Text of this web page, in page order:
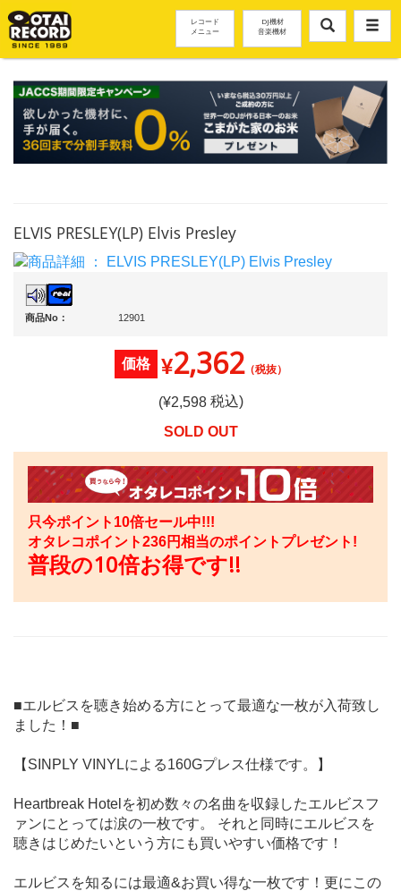
レコード
メニュー
DJ機材
音楽機材
ELVIS PRESLEY(LP) Elvis Presley
商品No： 12901
価格 ¥2,362（税抜）
(¥2,598税込)
SOLD OUT
只今ポイント10倍セール中!!!
オタレコポイント236円相当のポイントプレゼント!
普段の10倍お得です!!
■エルビスを聴き始める方にとって最適な一枚が入荷致し
ました！■
【SINPLY VINYLによる160Gプレス仕様です。】
Heartbreak Hotelを初め数々の名曲を収録したエルビスフ
ァンにとっては涙の一枚です。 それと同時にエルビスを
聴きはじめたいという方にも買いやすい価格です！
エルビスを知るには最適&お買い得な一枚です！更にこの